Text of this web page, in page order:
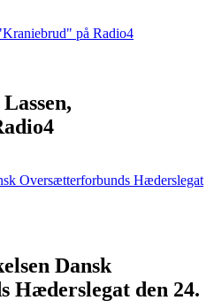
Dansk
Hæderslegat den 24.